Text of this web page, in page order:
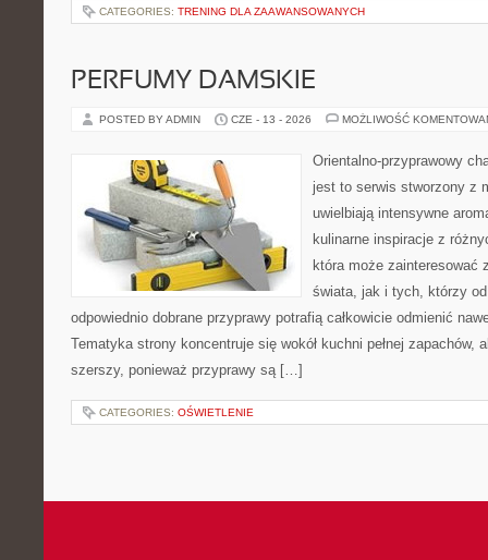
CATEGORIES: TRENING DLA ZAAWANSOWANYCH
PERFUMY DAMSKIE
POSTED BY ADMIN CZE - 13 - 2026 MOŻLIWOŚĆ
Orientalno-przyprawowy
jest to serwis stworzony z
uwielbiają intensywne
kulinarne inspiracje z
która może zainteresować
świata, jak i tych, którzy
odpowiednio dobrane przyprawy potrafią całkowicie odmienić
Tematyka strony koncentruje się wokół kuchni pełnej zapachów,
szerszy, ponieważ przyprawy są […]
CATEGORIES: OŚWIETLENIE